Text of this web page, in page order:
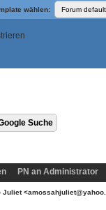
wählen:
PN an Administrator
Juliet